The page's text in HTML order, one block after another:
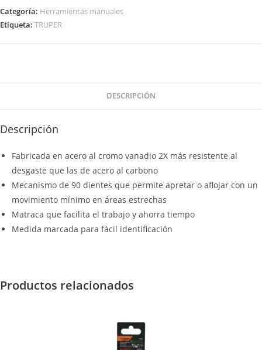
Categoría: Herramientas manuales
Etiqueta: TRUPER
DESCRIPCIÓN
Descripción
Fabricada en acero al cromo vanadio 2X más resistente al
desgaste que las de acero al carbono
Mecanismo de 90 dientes que permite apretar o aflojar con un
movimiento mínimo en áreas estrechas
Matraca que facilita el trabajo y ahorra tiempo
Medida marcada para fácil identificación
Productos relacionados